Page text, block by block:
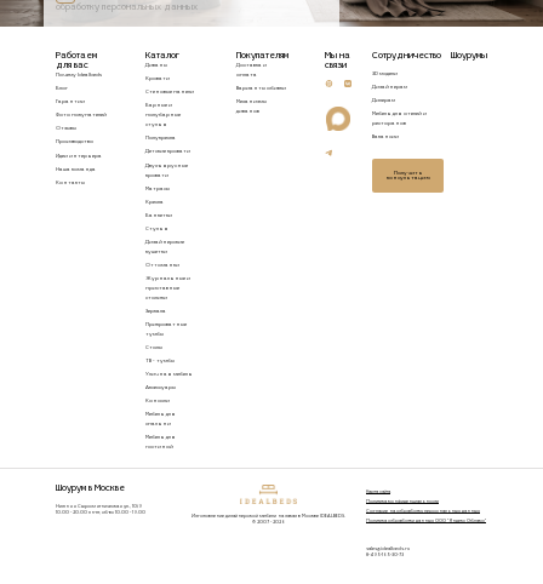
обработку персональных данных
Работаем
для вас
Почему Idealbeds
Блог
Гарантии
Фото покупателей
Отзывы
Производство
Идеи интерьера
Наша команда
Контакты
Каталог
Диваны
Кровати
Стеновые панели
Барные и
полубарные
стулья
Полукресла
Детские кровати
Двухъярусные
кровати
Матрасы
Кресла
Банкетки
Стулья
Дизайнерские
кушетки
Оттоманки
Журнальные и
приставные
столики
Зеркала
Прикроватные
тумбы
Столы
ТВ - тумбы
Уличная мебель
Аксессуары
Консоли
Мебель для
спальни
Мебель для
гостиной
Покупателям
Доставка и
оплата
Варианты обивки
Механизмы
диванов
Мы на
связи
Сотрудничество
3D модели
Дизайнерам
Дилерам
Мебель для отелей и
ресторанов
Вакансии
Получить
консультацию
Шоурумы
Шоурум в Москве
Нижняя Сыромятническая ул., 10/9
10.00 - 20.00 пн-пт, сб-вс 10.00 - 19.00
Изготовление дизайнерской мебели на заказ в Москве IDEALBEDS.
© 2007 - 2026
Карта сайта
Политика конфиденциальности
Согласие на обработку персональных данных
Политика обработки данных ООО "Яндекс Облако"
sales@idealbeds.ru
8-495-165-30-73